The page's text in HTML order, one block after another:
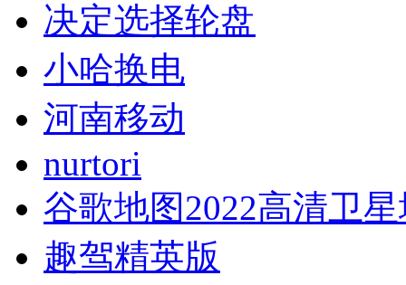
决定选择轮盘
小哈换电
河南移动
nurtori
谷歌地图2022高清卫
趣驾精英版